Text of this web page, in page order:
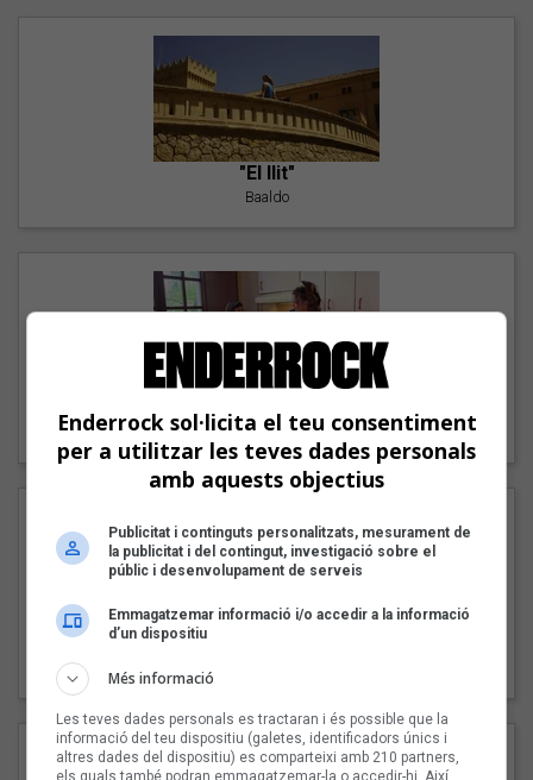
"El llit"
Baaldo
Carmen y María
Enderrock sol·licita el teu consentiment
per a utilitzar les teves dades personals
amb aquests objectius
Publicitat i continguts personalitzats, mesurament de
la publicitat i del contingut, investigació sobre el
públic i desenvolupament de serveis
Emmagatzemar informació i/o accedir a la informació
d’un dispositiu
Més informació
Les teves dades personals es tractaran i és possible que la
informació del teu dispositiu (galetes, identificadors únics i
altres dades del dispositiu) es comparteixi amb 210 partners,
els quals també podran emmagatzemar-la o accedir-hi. Així